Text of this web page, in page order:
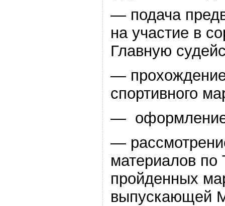
— подача
на участие в
Главную
—
спортивного
—
—
материалов
пройденных
выпускающей